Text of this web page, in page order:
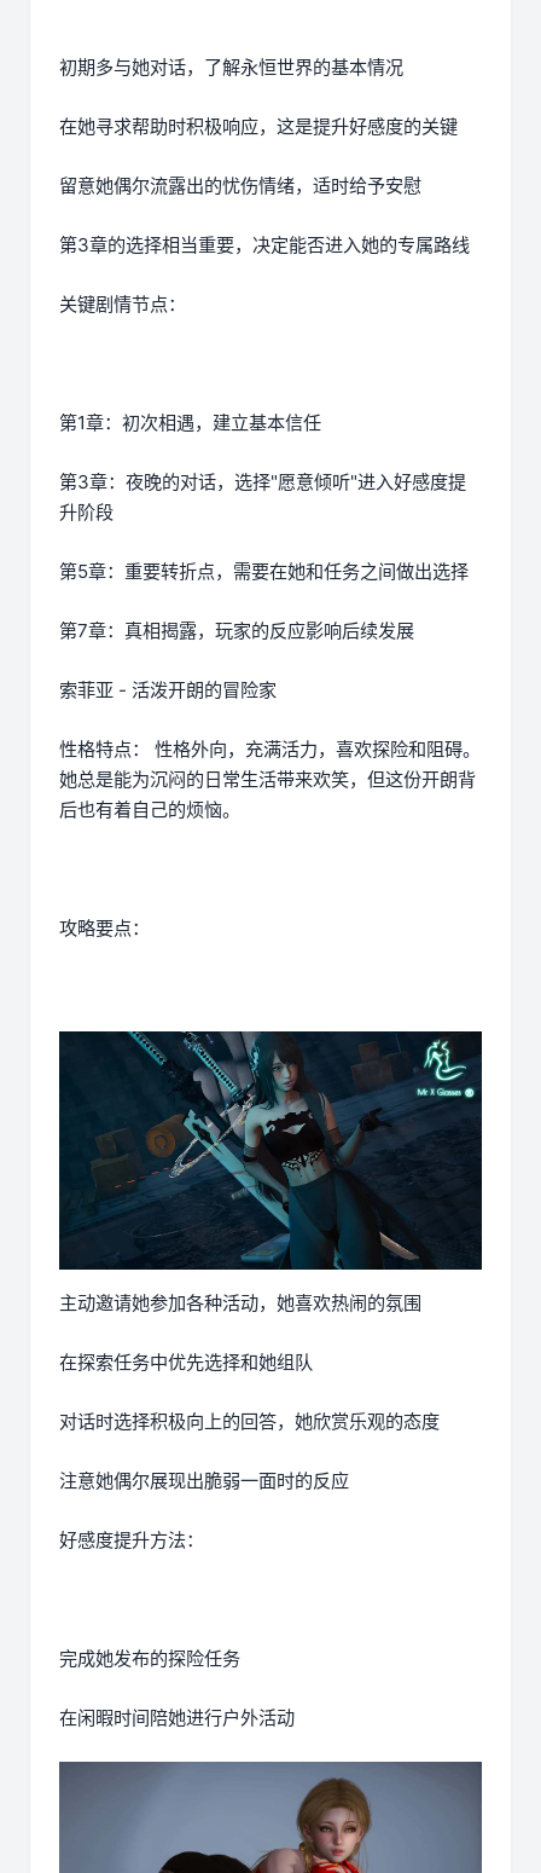
初期多与她对话，了解永恒世界的基本情况
在她寻求帮助时积极响应，这是提升好感度的关键
留意她偶尔流露出的忧伤情绪，适时给予安慰
第3章的选择相当重要，决定能否进入她的专属路线
关键剧情节点：
第1章：初次相遇，建立基本信任
第3章：夜晚的对话，选择"愿意倾听"进入好感度提
升阶段
第5章：重要转折点，需要在她和任务之间做出选择
第7章：真相揭露，玩家的反应影响后续发展
索菲亚 - 活泼开朗的冒险家
性格特点： 性格外向，充满活力，喜欢探险和阻碍。
她总是能为沉闷的日常生活带来欢笑，但这份开朗背
后也有着自己的烦恼。
攻略要点：
主动邀请她参加各种活动，她喜欢热闹的氛围
在探索任务中优先选择和她组队
对话时选择积极向上的回答，她欣赏乐观的态度
注意她偶尔展现出脆弱一面时的反应
好感度提升方法：
完成她发布的探险任务
在闲暇时间陪她进行户外活动